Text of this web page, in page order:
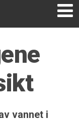
vannet i